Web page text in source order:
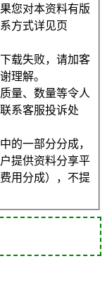
您对本资料有版
方式详见页
载失败，请加客
理解。
量、数量等令人
系客服投诉处
的一部分分成，
提供资料分享平
用分成），不提